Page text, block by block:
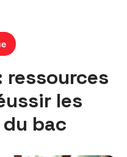
ressources
les
bac